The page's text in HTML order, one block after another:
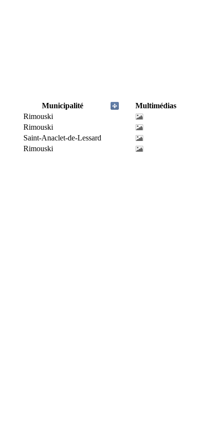
Municipalité
Multimédias
Rimouski
Rimouski
Saint-Anaclet-de-Lessard
Rimouski